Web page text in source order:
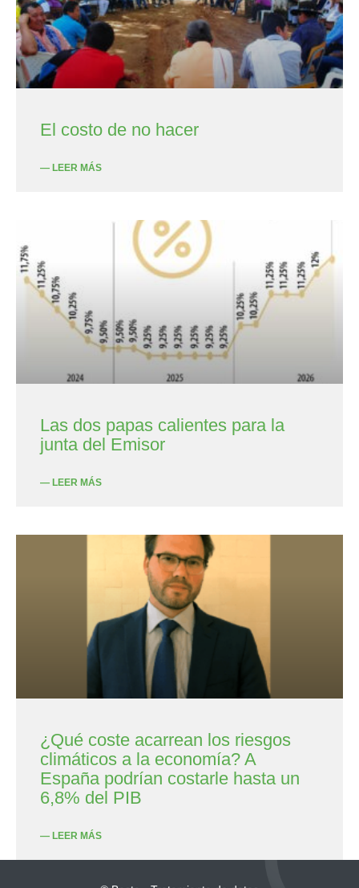
El costo de no hacer
— LEER MÁS
Las dos papas calientes para la
junta del Emisor
— LEER MÁS
¿Qué coste acarrean los riesgos
climáticos a la economía? A
España podrían costarle hasta un
6,8% del PIB
— LEER MÁS